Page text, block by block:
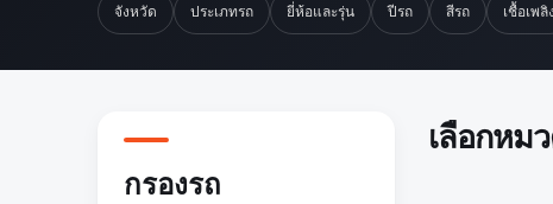
จังหวัด ประเภทรถ ยี่ห้อและรุ่น ปีรถ สีรถ เชื้อเพลิง
กรองรถ
เลือกหม